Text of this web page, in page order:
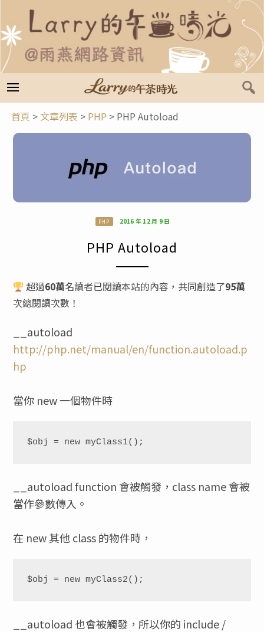
至
主
要
內
容
首頁 >文章列表 > PHP > PHP Autoload
PHP 2016 年 12 月 9 日
PHP Autoload
超過60萬名讀者已閱讀本站的內容，共同創造了95萬
次總閱讀次數！
__autoload
http://php.net/manual/en/function.autoload.p
hp
當你 new 一個物件時
__autoload function 會被觸發，class name 會被
當作參數傳入。
在 new 其他 class 的物件時，
__autoload 也會被觸發，所以你的 include /